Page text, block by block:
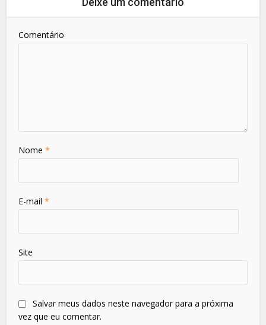
Comentário
Nome*
E-mail*
Site
Salvar meus dados neste navegador para a próxima
vez que eu comentar.